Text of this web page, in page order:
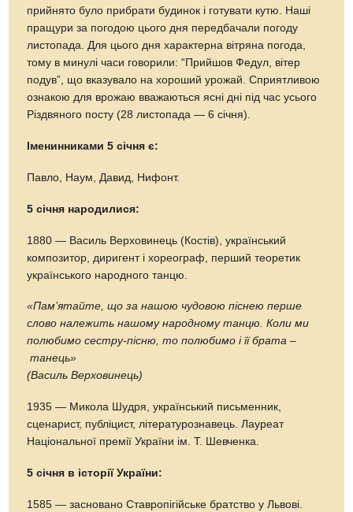
прийнято було прибрати будинок і готувати кутю. Наші
пращури за погодою цього дня передбачали погоду
листопада. Для цього дня характерна вітряна погода,
тому в минулі часи говорили: “Прийшов Федул, вітер
подув”, що вказувало на хороший урожай. Сприятливою
ознакою для врожаю вважаються ясні дні під час усього
Різдвяного посту (28 листопада — 6 січня).
Іменинниками 5 січня є:
Павло, Наум, Давид, Нифонт.
5 січня народилися:
1880 — Василь Верховинець (Костів), український
композитор, диригент і хореограф, перший теоретик
українського народного танцю.
«Пам’ятайте, що за нашою чудовою піснею перше
слово належить нашому народному танцю. Коли ми
полюбимо сестру-пісню, то полюбимо і її брата –
танець»
(Василь Верховинець)
1935 — Микола Шудря, український письменник,
сценарист, публіцист, літературознавець. Лауреат
Національної премії України ім. Т. Шевченка.
5 січня в історії України:
1585 — засновано Ставропігійське братство у Львові.